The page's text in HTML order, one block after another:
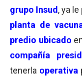
grupo Insud , ya
planta de
predio ubicado
compañía
tenerla operativa